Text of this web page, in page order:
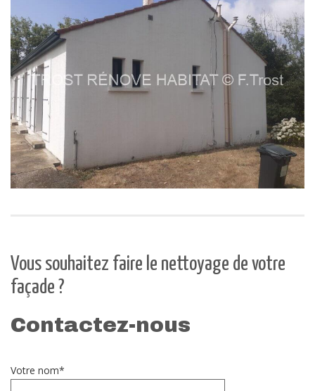
Vous souhaitez faire le nettoyage de votre
façade ?
Contactez-nous
Votre nom*